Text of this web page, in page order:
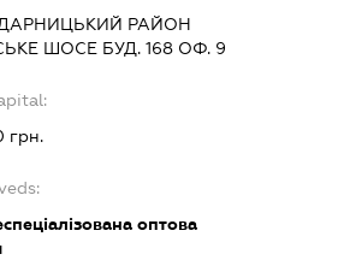
ДАРНИЦЬКИЙ РАЙОН
ШОСЕ БУД. 168 ОФ. 9
грн.
оптова